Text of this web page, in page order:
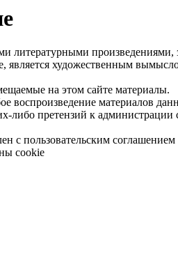
литературными
является художественным
на этом сайте материалы.
воспроизведение материалов
либо претензий к
с пользовательским соглашением
cookie